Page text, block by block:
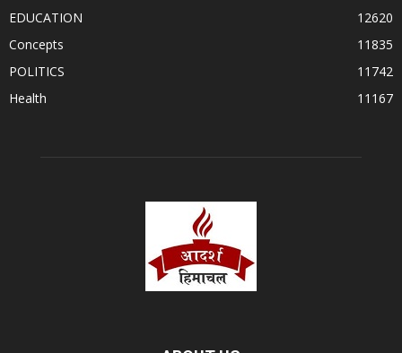
EDUCATION
12620
Concepts
11835
POLITICS
11742
Health
11167